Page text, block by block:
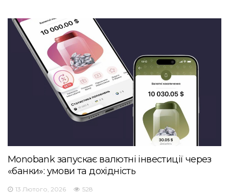
Monobank запускає валютні інвестиції через
«банки»: умови та дохідність
13 Лютого, 2026 528